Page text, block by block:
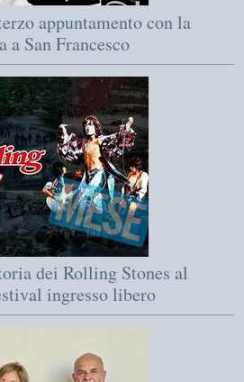
appuntamento con la
a San Francesco
dei Rolling Stones al
ingresso libero